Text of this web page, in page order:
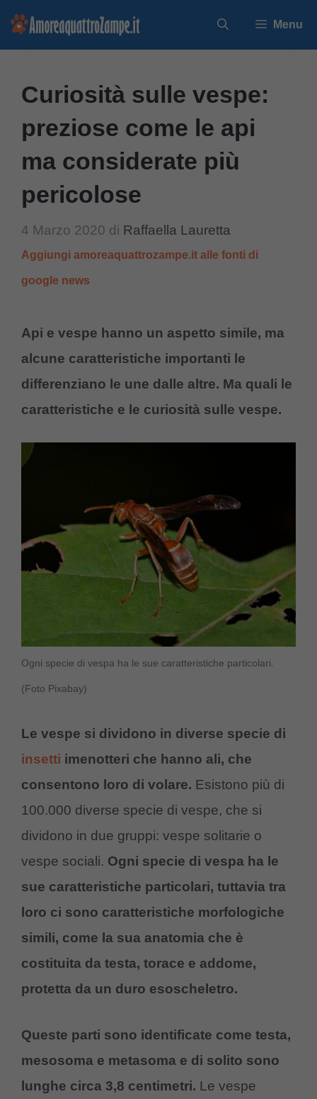
Vai
Menu
Curiosità sulle vespe:
preziose come le api
ma considerate più
pericolose
4 Marzo 2020 di Raffaella Lauretta
Aggiungi amoreaquattrozampe.it alle fonti di
google news
Api e vespe hanno un aspetto simile, ma
alcune caratteristiche importanti le
differenziano le une dalle altre. Ma quali le
caratteristiche e le curiosità sulle vespe.
Ogni specie di vespa ha le sue caratteristiche particolari.
(Foto Pixabay)
Le vespe si dividono in diverse specie di
insetti imenotteri che hanno ali, che
consentono loro di volare. Esistono più di
100.000 diverse specie di vespe, che si
dividono in due gruppi: vespe solitarie o
vespe sociali. Ogni specie di vespa ha le
sue caratteristiche particolari, tuttavia tra
loro ci sono caratteristiche morfologiche
simili, come la sua anatomia che è
costituita da testa, torace e addome,
protetta da un duro esoscheletro.
Queste parti sono identificate come testa,
mesosoma e metasoma e di solito sono
lunghe circa 3,8 centimetri. Le vespe